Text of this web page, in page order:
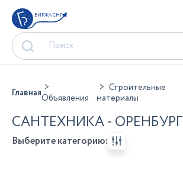
БИРЖА СНГ
ГлавнаяОбъявления
Строительные
материалы
САНТЕХНИКА - ОРЕНБУРГ
Выберите категорию: